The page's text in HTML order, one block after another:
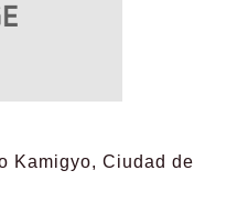
Kamigyo, Ciudad de